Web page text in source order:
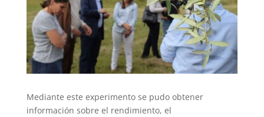
Mediante este experimento se pudo obtener
información sobre el rendimiento, el